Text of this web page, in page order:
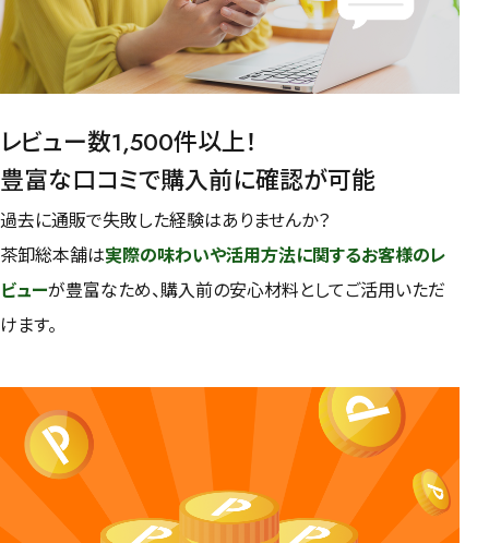
レビュー数1,500件以上！
豊富な口コミで購入前に確認が可能
過去に通販で失敗した経験はありませんか？
茶卸総本舗は実際の味わいや活用方法に関するお客様のレ
ビューが豊富なため、購入前の安心材料としてご活用いただ
けます。